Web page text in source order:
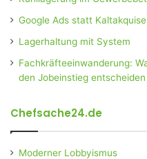
Google Ads statt
Lagerhaltung mit System
Fachkräfteeinwanderung:
den Jobeinstieg entscheiden
Chefsache24.de
Moderner Lobbyismus